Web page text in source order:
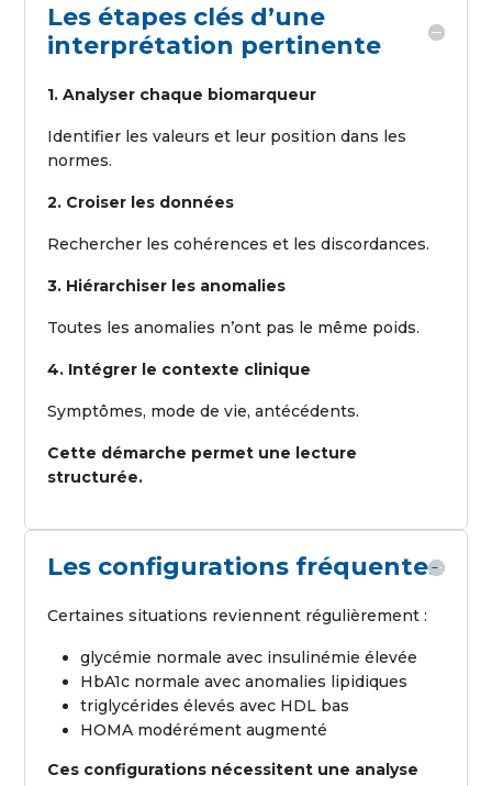
Les étapes clés d’une
interprétation pertinente
1. Analyser chaque biomarqueur
Identifier les valeurs et leur position dans les
normes.
2. Croiser les données
Rechercher les cohérences et les discordances.
3. Hiérarchiser les anomalies
Toutes les anomalies n’ont pas le même poids.
4. Intégrer le contexte clinique
Symptômes, mode de vie, antécédents.
Cette démarche permet une lecture
structurée.
Les configurations fréquentes
Certaines situations reviennent régulièrement :
glycémie normale avec insulinémie élevée
HbA1c normale avec anomalies lipidiques
triglycérides élevés avec HDL bas
HOMA modérément augmenté
Ces configurations nécessitent une analyse